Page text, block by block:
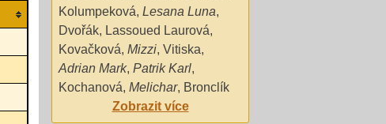
Kolumpeková, Lesana Luna,
Dvořák, Lassoued Laurová,
Kovačková, Mizzi, Vitiska,
Adrian Mark, Patrik Karl,
Kochanová, Melichar, Bronclík
Zobrazit více